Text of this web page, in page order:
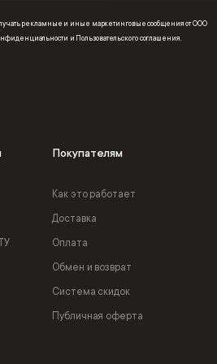
рекламные и иные маркетинговые сообщения от ООО
и Пользовательского соглашения
Покупателям
Как это работает
Доставка
Оплата
Обмен и возврат
Система скидок
Публичная оферта